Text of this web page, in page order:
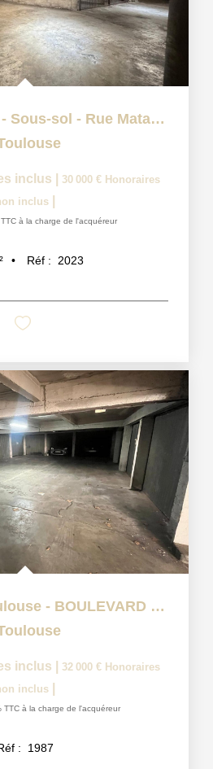
Place de parking - Sous-sol - Rue Matabiau
inclus 30 000 € Honoraires
inclus
à la charge de l'acquéreur
Réf : 2023
Parking / box Toulouse - BOULEVARD MATABIAU
inclus 32 000 € Honoraires
inclus
TTC à la charge de l'acquéreur
: 1987